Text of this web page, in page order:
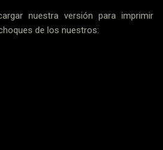
nuestra versión para imprimir
de los nuestros: